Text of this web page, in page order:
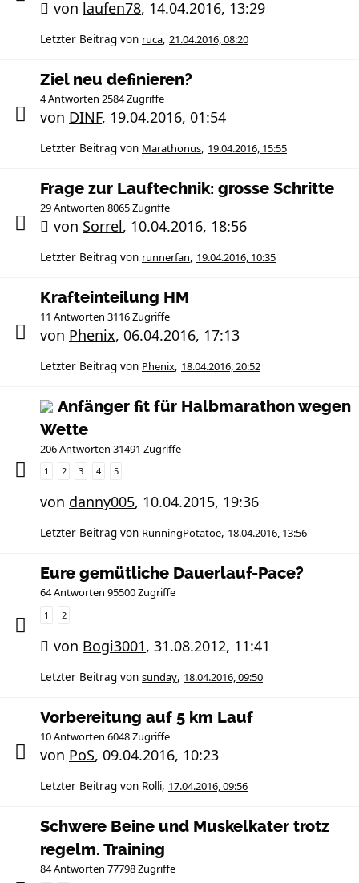
von laufen78, 14.04.2016, 13:29
Letzter Beitrag von ruca, 21.04.2016, 08:20
Ziel neu definieren?
4 Antworten 2584 Zugriffe
von DINF, 19.04.2016, 01:54
Letzter Beitrag von Marathonus, 19.04.2016, 15:55
Frage zur Lauftechnik: grosse Schritte
29 Antworten 8065 Zugriffe
von Sorrel, 10.04.2016, 18:56
Letzter Beitrag von runnerfan, 19.04.2016, 10:35
Krafteinteilung HM
11 Antworten 3116 Zugriffe
von Phenix, 06.04.2016, 17:13
Letzter Beitrag von Phenix, 18.04.2016, 20:52
Anfänger fit für Halbmarathon wegen
Wette
206 Antworten 31491 Zugriffe
1 2 3 4 5
von danny005, 10.04.2015, 19:36
Letzter Beitrag von RunningPotatoe, 18.04.2016, 13:56
Eure gemütliche Dauerlauf-Pace?
64 Antworten 95500 Zugriffe
1 2
von Bogi3001, 31.08.2012, 11:41
Letzter Beitrag von sunday, 18.04.2016, 09:50
Vorbereitung auf 5 km Lauf
10 Antworten 6048 Zugriffe
von PoS, 09.04.2016, 10:23
Letzter Beitrag von Rolli, 17.04.2016, 09:56
Schwere Beine und Muskelkater trotz
regelm. Training
84 Antworten 77798 Zugriffe